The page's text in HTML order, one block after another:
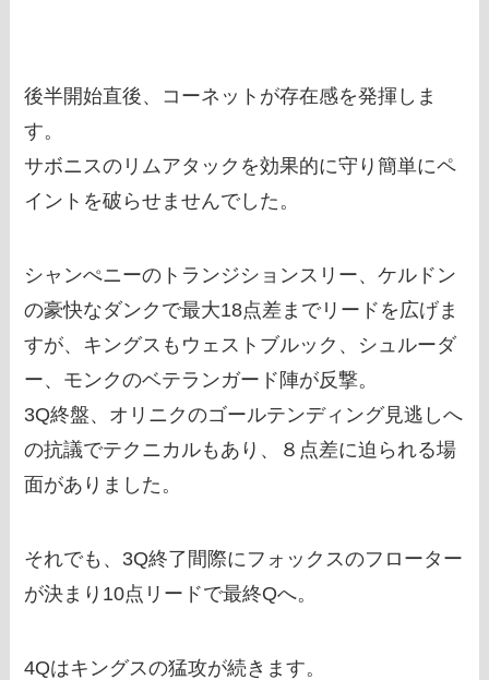
後半開始直後、コーネットが存在感を発揮しま
す。
サボニスのリムアタックを効果的に守り簡単にペ
イントを破らせませんでした。
シャンぺニーのトランジションスリー、ケルドン
の豪快なダンクで最大18点差までリードを広げま
すが、キングスもウェストブルック、シュルーダ
ー、モンクのベテランガード陣が反撃。
3Q終盤、オリニクのゴールテンディング見逃しへ
の抗議でテクニカルもあり、８点差に迫られる場
面がありました。
それでも、3Q終了間際にフォックスのフローター
が決まり10点リードで最終Qへ。
4Qはキングスの猛攻が続きます。